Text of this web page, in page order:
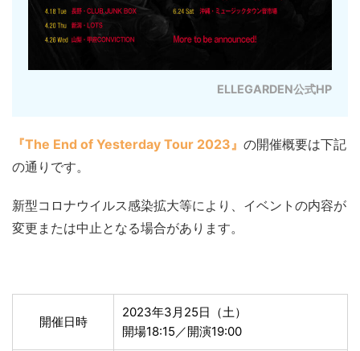
ELLEGARDEN公式HP
『The End of Yesterday Tour 2023』 の開催概要は下記
の通りです。
新型コロナウイルス感染拡大等により、イベントの内容が
変更または中止となる場合があります。
開催日時
2023年3月25日（土）
開場18:15／開演19:00